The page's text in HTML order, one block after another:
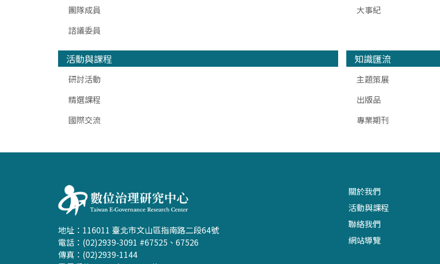
團隊成員
諮議委員
大事紀
活動與課程
研討活動
精選課程
國際交流
知識匯流
主題策展
出版品
專業期刊
地址：116011 臺北市文山區指南路二段64號
電話：(02)2939-3091 #67525、67526
傳真：(02)2939-1144
關於我們
活動與課程
聯絡我們
網站導覽